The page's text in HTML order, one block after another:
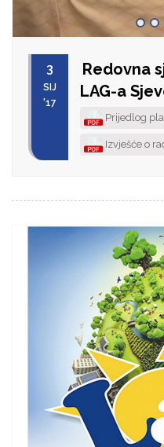
3
SIJ
'17
Redovna
LAG-a
Prijedlog
Izvješće o